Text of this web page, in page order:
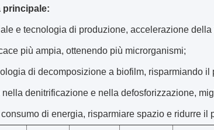
principale:
e tecnologia di produzione, accelerazione
più ampia, ottenendo più microrganismi;
di decomposizione a biofilm, risparmiando il
denitrificazione e nella defosforizzazione,
di energia, risparmiare spazio e ridurre il